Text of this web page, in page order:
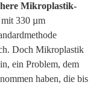
Mikroplastik-
mit 330 µm
Doch Mikroplastik
ein Problem, dem
haben, die bis